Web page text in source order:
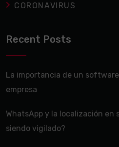
CORONAVIRUS
Recent Posts
La importancia de un
empresa
WhatsApp y la localización en
siendo vigilado?